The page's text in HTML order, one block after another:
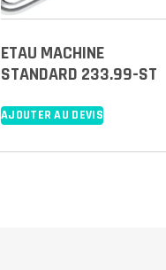
ETAU MACHINE
STANDARD 233.99-ST
AJOUTER AU DEVIS